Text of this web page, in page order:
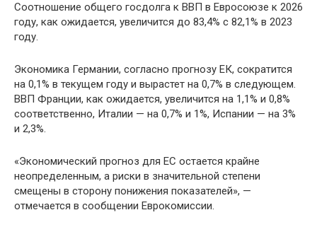
Соотношение общего госдолга к ВВП в Евросоюзе к 2026
году, как ожидается, увеличится до 83,4% с 82,1% в 2023
году.
Экономика Германии, согласно прогнозу ЕК, сократится
на 0,1% в текущем году и вырастет на 0,7% в следующем.
ВВП Франции, как ожидается, увеличится на 1,1% и 0,8%
соответственно, Италии — на 0,7% и 1%, Испании — на 3%
и 2,3%.
«Экономический прогноз для ЕС остается крайне
неопределенным, а риски в значительной степени
смещены в сторону понижения показателей», —
отмечается в сообщении Еврокомиссии.